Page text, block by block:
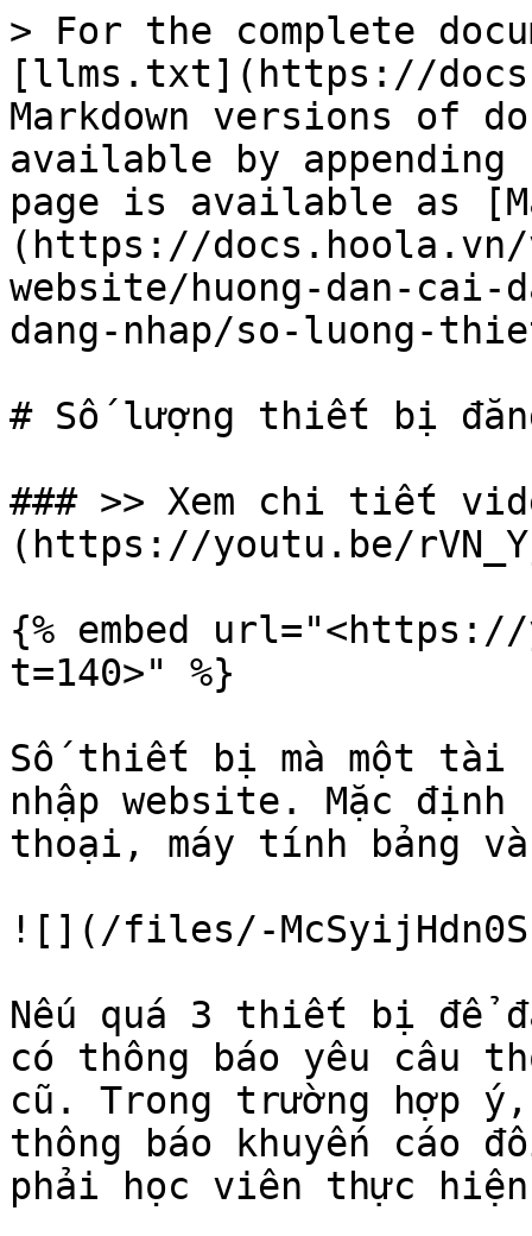
> For the complete
[llms.txt](https://
Markdown versions of
available by
page is available as
(https://
website/huong-dan-cai-
dang-nhap/so-luong-
# Số lượng thiết bị
### >> Xem chi tiết
(https://youtu.be/
{% embed url="<https://
t=140>" %}
Số thiết bị mà một tài
nhập website. Mặc
thoại, máy tính bảng
![](/files/-
Nếu quá 3 thiết bị để
có thông báo yêu câu
cũ. Trong trường hợp
thông báo khuyến cáo
phải học viên thực hiện